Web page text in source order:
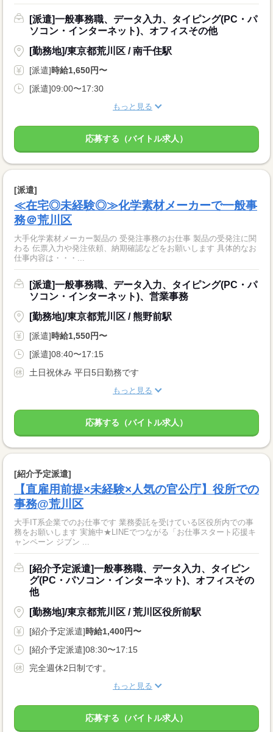
[派遣]一般事務職、データ入力、タイピング(PC・パ
ソコン・インターネット)、オフィスその他
[勤務地]/東京都荒川区 / 南千住駅
[派遣]時給1,650円〜
[派遣]09:00〜17:30
もっと見る
応募する（バイトル求人）
[派遣]
≪在宅◎未経験◎≫化学素材メーカーで一般事
務＠荒川区
大手化学素材メーカー製品の 受発注事務のお仕事 製品の受発注に関
わる 伝票入力や発注依頼、納期確認などをお願いします 具体的なお
仕事内容は・・・...
[派遣]一般事務職、データ入力、タイピング(PC・パ
ソコン・インターネット)、営業事務
[勤務地]/東京都荒川区 / 熊野前駅
[派遣]時給1,550円〜
[派遣]08:40〜17:15
土日祝休み 平日5日勤務です
もっと見る
応募する（バイトル求人）
[紹介予定派遣]
【直雇用前提×未経験×人気の官公庁】役所での
事務@荒川区
大手IT系企業でのお仕事です 業務委託を受けている区役所内での事
務をお願いします 実施中★LINEでつながる「お仕事スタート応援キ
ャンペーン ジブン ...
[紹介予定派遣]一般事務職、データ入力、タイピン
グ(PC・パソコン・インターネット)、オフィスその
他
[勤務地]/東京都荒川区 / 荒川区役所前駅
[紹介予定派遣]時給1,400円〜
[紹介予定派遣]08:30〜17:15
完全週休2日制です。
もっと見る
応募する（バイトル求人）